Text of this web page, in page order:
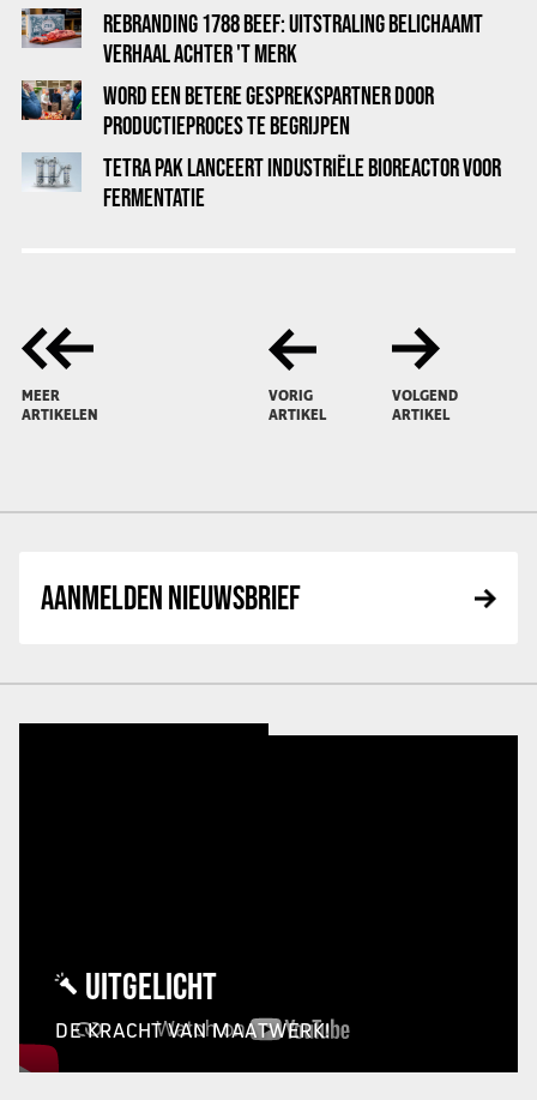
REBRANDING 1788 BEEF: UITSTRALING BELICHAAMT
VERHAAL ACHTER 'T MERK
WORD EEN BETERE GESPREKSPARTNER DOOR
PRODUCTIEPROCES TE BEGRIJPEN
TETRA PAK LANCEERT INDUSTRIËLE BIOREACTOR VOOR
FERMENTATIE
MEER
ARTIKELEN
VORIG
ARTIKEL
VOLGEND
ARTIKEL
AANMELDEN NIEUWSBRIEF
UITGELICHT
DE KRACHT VAN MAATWERK!